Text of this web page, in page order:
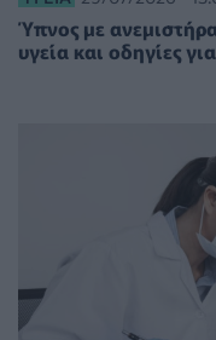
Ύπνος με
υγεία και οδηγίες